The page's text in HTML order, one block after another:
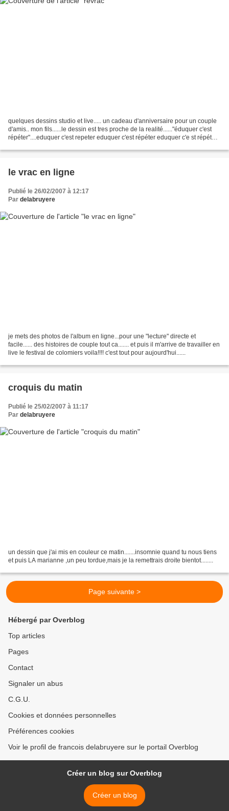
quelques dessins studio et live..... un cadeau d'anniversaire pour un couple
d'amis.. mon fils......le dessin est tres proche de la realité......"éduquer c'est
répéter"....eduquer c'est repeter eduquer c'est répéter eduquer c'e st répéter
le vrac en ligne
Publié le 26/02/2007 à 12:17
Par delabruyere
je mets des photos de l'album en ligne...pour une "lecture" directe et
facile...... des histoires de couple tout ca....... et puis il m'arrive de travailler en
live le festival de colomiers voila!!!! c'est tout pour aujourd'hui......
croquis du matin
Publié le 25/02/2007 à 11:17
Par delabruyere
un dessin que j'ai mis en couleur ce matin.......insomnie quand tu nous tiens
et puis LA marianne ,un peu tordue,mais je la remettrais droite bientot........
Page suivante >
Hébergé par Overblog
Top articles
Pages
Contact
Signaler un abus
C.G.U.
Cookies et données personnelles
Préférences cookies
Voir le profil de francois delabruyere sur le portail Overblog
Créer un blog sur Overblog
Créer un blog